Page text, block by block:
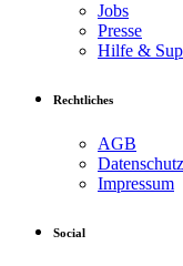
Jobs
Presse
Hilfe &
Rechtliches
AGB
Impressum
Social